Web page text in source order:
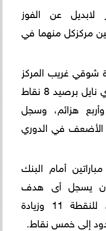
لابديل عن الفوز
مركزكل منهما في
شوقي غريب المركز
الرابع عشر في جدول دوري نايل برصيد 8 نقاط
هزائم، وسجل
في الدوري
أمام البنك
أن يسجل أى هدف
ويسعى للفوز والوصول للنقطة 11 وزيادة
إلى خمس نقاط.